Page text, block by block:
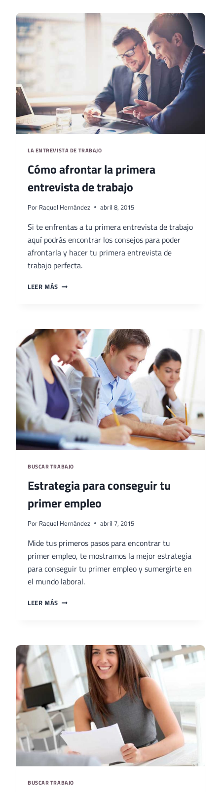
EL
LA ENTREVISTA DE TRABAJO
Cómo afrontar la primera
entrevista de trabajo
Por Raquel Hernández abril 8, 2015
Si te enfrentas a tu primera entrevista de trabajo
aquí podrás encontrar los consejos para poder
afrontarla y hacer tu primera entrevista de
trabajo perfecta.
LEER MÁS CÓMO
DE
TRABAJO
BUSCAR TRABAJO
Estrategia para conseguir tu
primer empleo
Por Raquel Hernández abril 7, 2015
Mide tus primeros pasos para encontrar tu
primer empleo, te mostramos la mejor estrategia
para conseguir tu primer empleo y sumergirte en
el mundo laboral.
LEER MÁS ESTRATEGIA
EMPLEO
BUSCAR TRABAJO